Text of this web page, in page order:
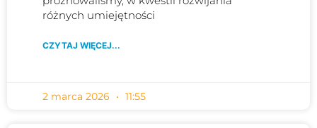
różnych umiejętności
CZYTAJ WIĘCEJ...
2 marca 2026 11:55